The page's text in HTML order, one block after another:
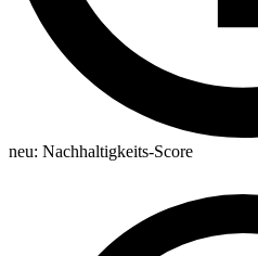
neu: Nachhaltigkeits-Score